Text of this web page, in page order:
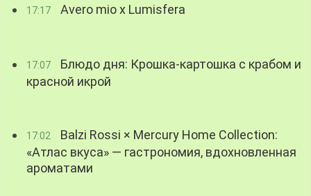
17:17 Avero mio x Lumisfera
17:07
Блюдо дня: Крошка-картошка с крабом и
красной икрой
17:02
Balzi Rossi × Mercury Home Collection:
«Атлас вкуса» — гастрономия, вдохновленная
ароматами